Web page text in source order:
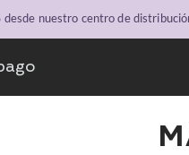
nuestro centro de